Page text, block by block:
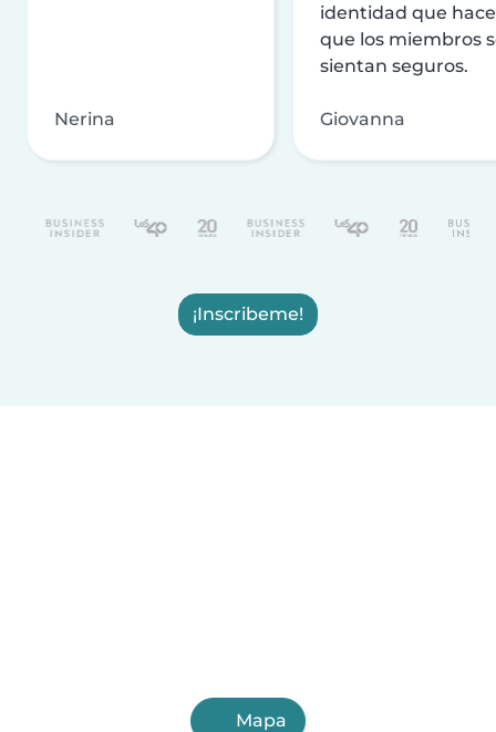
Nerina
identidad que
que los miembros
sientan seguros.
Giovanna
¡Inscribeme!
Mapa